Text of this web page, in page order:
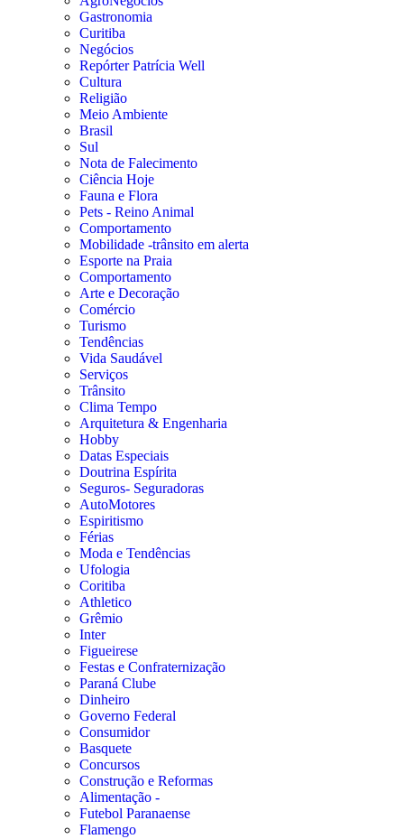
Gastronomia
Curitiba
Negócios
Repórter Patrícia Well
Cultura
Religião
Meio Ambiente
Brasil
Sul
Nota de Falecimento
Ciência Hoje
Fauna e Flora
Pets - Reino Animal
Comportamento
Mobilidade -trânsito em alerta
Esporte na Praia
Comportamento
Arte e Decoração
Comércio
Turismo
Tendências
Vida Saudável
Serviços
Trânsito
Clima Tempo
Arquitetura & Engenharia
Hobby
Datas Especiais
Doutrina Espírita
Seguros- Seguradoras
AutoMotores
Espiritismo
Férias
Moda e Tendências
Ufologia
Coritiba
Athletico
Grêmio
Inter
Figueirese
Festas e Confraternização
Paraná Clube
Dinheiro
Governo Federal
Consumidor
Basquete
Concursos
Construção e Reformas
Alimentação -
Futebol Paranaense
Flamengo